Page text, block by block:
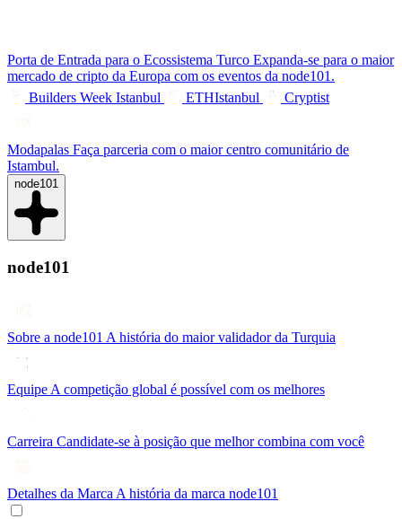
Porta de Entrada para o Ecossistema Turco Expanda-se para o maior
mercado de cripto da Europa com os eventos da node101.
Builders Week Istanbul
ETHIstanbul Cryptist
Modapalas Faça parceria com o maior centro comunitário de
Istambul.
node101
node101
Sobre a node101 A história do maior validador da Turquia
Equipe A competição global é possível com os melhores
Carreira Candidate-se à posição que melhor combina com você
Detalhes da Marca A história da marca node101